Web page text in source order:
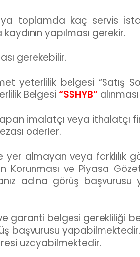
toplamda kaç servis
yapılması gerekir.
gerekebilir.
yeterlilik belgesi “Satış
Belgesi “SSHYB”
imalatçı veya ithalatçı
öderler.
almayan veya farklılık
Korunması ve Piyasa
adına görüş
garanti belgesi gerekliliği
başvurusu
uzayabilmektedir.